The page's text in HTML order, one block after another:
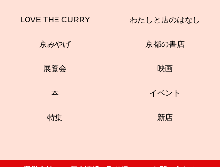
LOVE THE CURRY わたしと店のはなし
京みやげ 京都の書店
展覧会 映画
本 イベント
特集 新店